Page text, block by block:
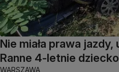
Nie miała prawa jazdy,
Ranne 4-letnie dziecko
WARSZAWA